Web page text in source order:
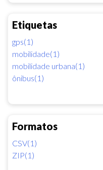
Etiquetas
gps(1)
mobilidade(1)
mobilidade urbana(1)
ônibus(1)
Formatos
CSV(1)
ZIP(1)